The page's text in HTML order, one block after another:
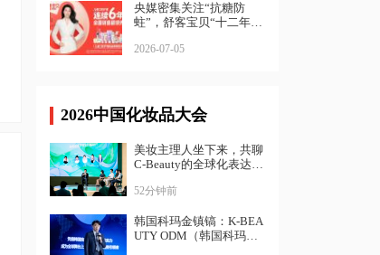
央媒密集关注“抗糖防
蛀”，舒客宝贝“十二年磨
命
2026-07-05
2026中国化妆品大会
美妆主理人坐下来，共聊
C-Beauty的全球化表达丨
52分钟前
韩国科玛金镇镐：K-BEA
UTY ODM（韩国科玛）